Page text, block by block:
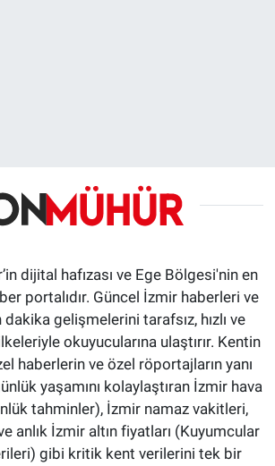
dijital hafızası ve Ege Bölgesi'nin en
portalıdır. Güncel İzmir haberleri ve
gelişmelerini tarafsız, hızlı ve
okuyucularına ulaştırır. Kentin
haberlerin ve özel röportajların yanı
yaşamını kolaylaştıran İzmir hava
tahminler), İzmir namaz vakitleri,
anlık İzmir altın fiyatları (Kuyumcular
gibi kritik kent verilerini tek bir